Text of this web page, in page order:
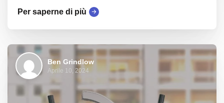
Per saperne di più
Ben Grindlow
Aprile 10, 2024